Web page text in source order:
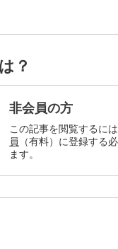
？
非会員の方
この記事を閲覧するには
員
（有料）に登録する
ます。